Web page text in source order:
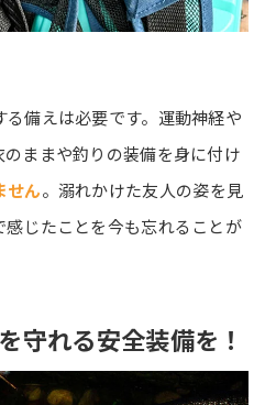
備えは必要です。運動神経や
ままや釣りの装備を身に付け
せん。溺れかけた友人の姿を見
じたことを今も忘れることが
守れる安全装備を！